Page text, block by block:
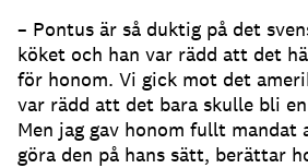
– Pontus är så duktig på det
köket och han var rädd att det
för honom. Vi gick mot det
var rädd att det bara skulle bli
Men jag gav honom fullt mandat
göra den på hans sätt, berättar